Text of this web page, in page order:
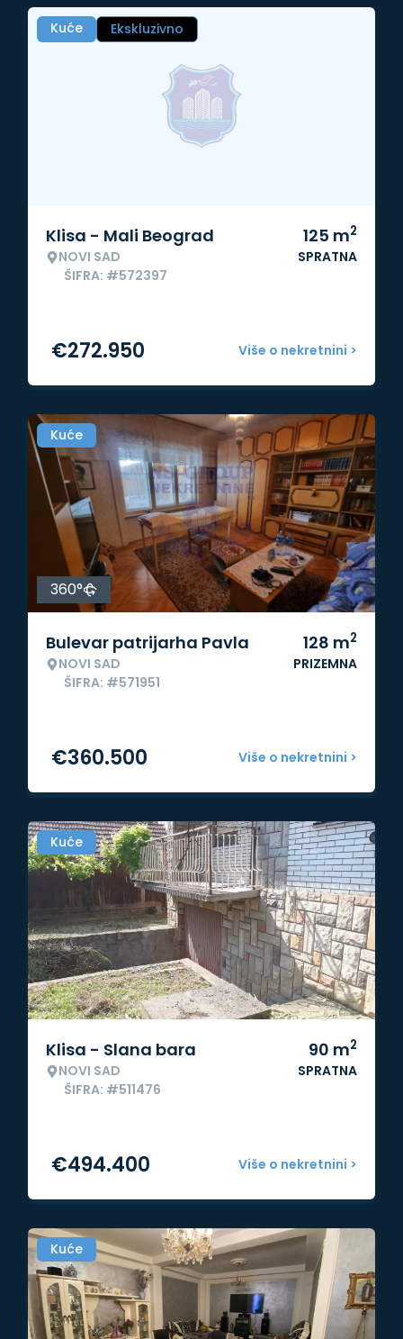
Kuće Ekskluzivno
Klisa - Mali Beograd
NOVI SAD
ŠIFRA: #572397
125 m2
SPRATNA
Više o nekretnini >
€272.950
Kuće
360°
Bulevar patrijarha Pavla
NOVI SAD
ŠIFRA: #571951
128 m2
PRIZEMNA
Više o nekretnini >
€360.500
Kuće
Klisa - Slana bara
NOVI SAD
ŠIFRA: #511476
90 m2
SPRATNA
Više o nekretnini >
€494.400
Kuće